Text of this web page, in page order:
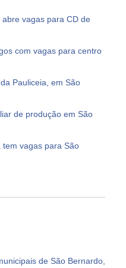
vagas para CD de
com vagas para centro
Pauliceia, em São
de produção em São
vagas para São
de São Bernardo,